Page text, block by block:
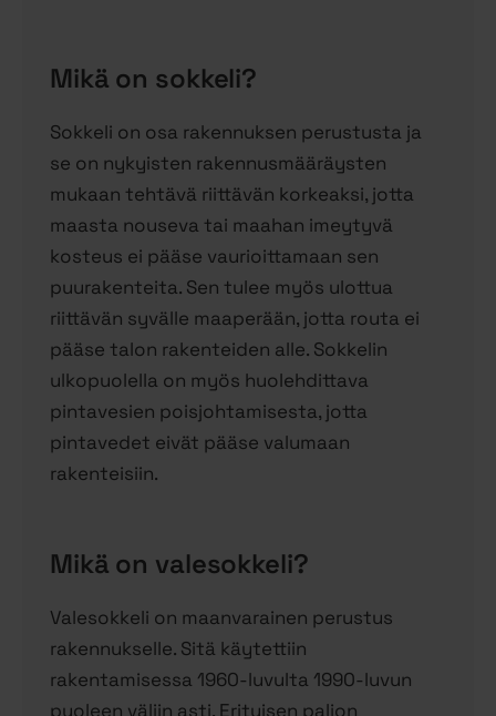
Mikä on sokkeli?
Sokkeli on osa rakennuksen perustusta ja
se on nykyisten rakennusmääräysten
mukaan tehtävä riittävän korkeaksi, jotta
maasta nouseva tai maahan imeytyvä
kosteus ei pääse vaurioittamaan sen
puurakenteita. Sen tulee myös ulottua
riittävän syvälle maaperään, jotta routa ei
pääse talon rakenteiden alle. Sokkelin
ulkopuolella on myös huolehdittava
pintavesien poisjohtamisesta, jotta
pintavedet eivät pääse valumaan
rakenteisiin.
Mikä on valesokkeli?
Valesokkeli on maanvarainen perustus
rakennukselle. Sitä käytettiin
rakentamisessa 1960-luvulta 1990-luvun
puoleen väliin asti. Erityisen paljon